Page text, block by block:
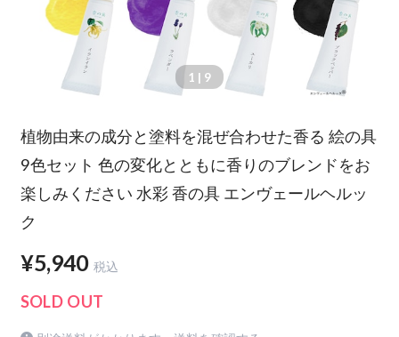
1 | 9
植物由来の成分と塗料を混ぜ合わせた香る 絵の具
9色セット 色の変化とともに香りのブレンドをお
楽しみください 水彩 香の具 エンヴェールヘルッ
ク
¥5,940 税込
SOLD OUT